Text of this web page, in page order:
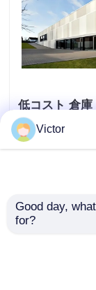
低コスト 倉庫
ァブリック 鋼
建物 プリファ
ラジ 建築 セ
お問い合
Victor
Good day,
for?